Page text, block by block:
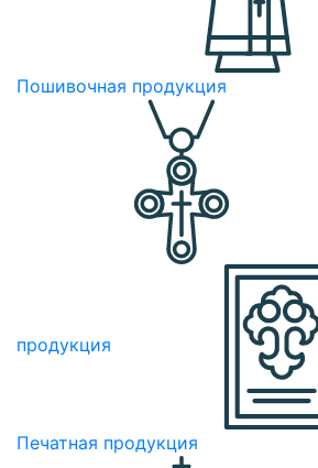
Пошивочная продукция
продукция
Печатная продукция